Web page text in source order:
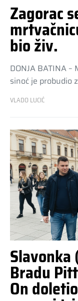
Zagorac
bio živ.
DONJA BATINA
sinoć je probudio
VLADO LUCIĆ
Slavonka
Bradu
On